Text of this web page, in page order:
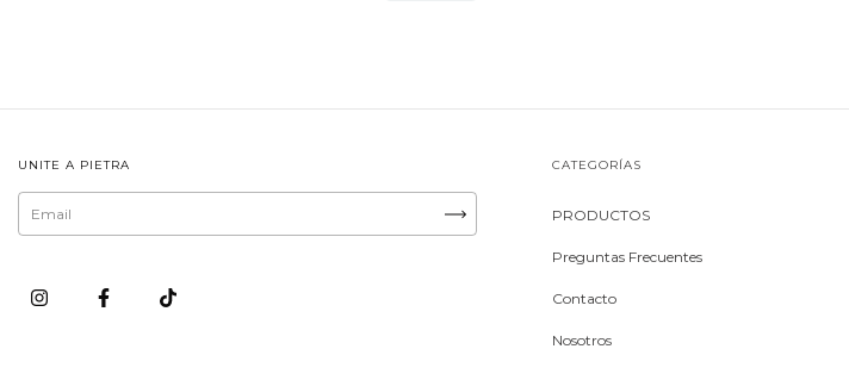
UNITE A PIETRA CATEGORÍAS
PRODUCTOS
Preguntas Frecuentes
Contacto
Nosotros